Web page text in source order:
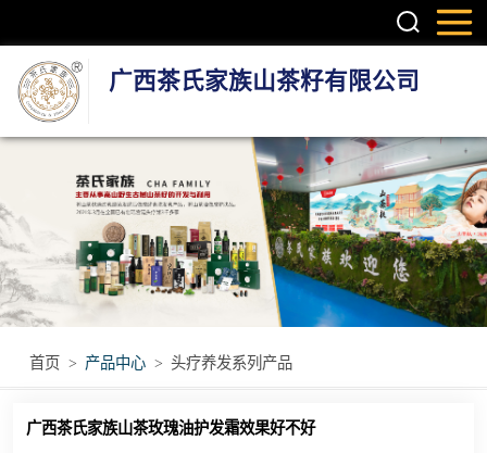
广西茶氏家族山茶籽有限公司
首页 > 产品中心 > 头疗养发系列产品
广西茶氏家族山茶玫瑰油护发霜效果好不好
护肤系列产品
疼痛调理产品
无烟艾灸产品
瑶浴瑶茶产品